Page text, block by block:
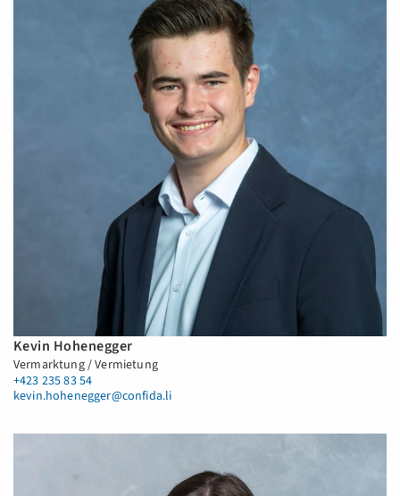
Kevin Hohenegger
Vermarktung / Vermietung
+423 235 83 54
kevin.hohenegger@confida.li